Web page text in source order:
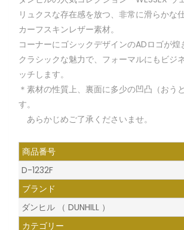
リュクスな存在感を放つ、非常に滑らかな
カーフスキンレザー素材。
コーナーにゴシックデザインのADロゴが煌
クラシックな魅力で、フォーマルにもビジ
ッチします。
＊素材の性質上、裏面に多少の凹凸（おう
す。
あらかじめご了承くださいませ。
商品番号
D-1232F
ブランド
ダンヒル （ DUNHILL ）
カテゴリー